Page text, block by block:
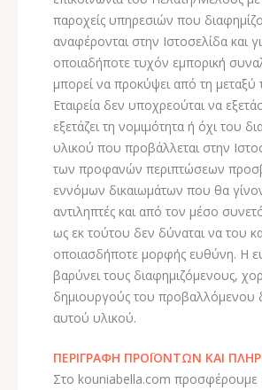
παροχείς υπηρεσιών που
αναφέρονται στην Ιστοσελίδα και
οποιαδήποτε τυχόν εμπορική
μπορεί να προκύψει από τη μεταξύ
Εταιρεία δεν υποχρεούται να
εξετάζει τη νομιμότητα ή όχι του
υλικού που προβάλλεται στην
των προφανών περιπτώσεων
εννόμων δικαιωμάτων που θα
αντιληπτές και από τον μέσο
ως εκ τούτου δεν δύναται να του
οποιασδήποτε μορφής ευθύνη. Η
βαρύνει τους διαφημιζόμενους,
δημιουργούς του προβαλλόμενου
αυτού υλικού.
ΠΕΡΙΓΡΑΦΗ ΠΡΟΪΟΝΤΩΝ ΚΑΙ
Στο kouniabella.com προσφέρουμε